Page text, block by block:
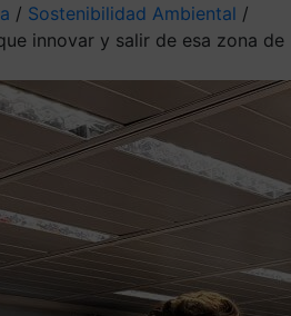
/ Sostenibilidad Ambiental /
innovar y salir de esa zona de